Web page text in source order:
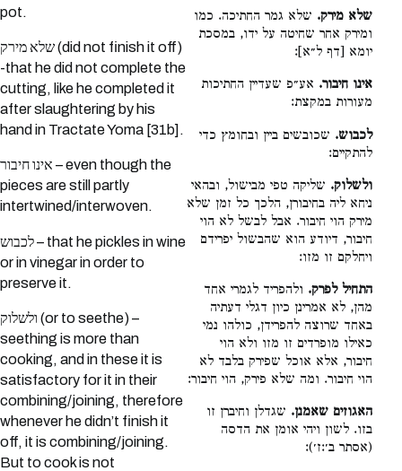
pot.
שלא מירק (did not finish it off)
-that he did not complete the
cutting, like he completed it
after slaughtering by his
hand in Tractate Yoma [31b].
אינו חיבור – even though the
pieces are still partly
intertwined/interwoven.
לכבוש – that he pickles in wine
or in vinegar in order to
preserve it.
ולשלוק (or to seethe) –
seething is more than
cooking, and in these it is
satisfactory for it in their
combining/joining, therefore
whenever he didn’t finish it
off, it is combining/joining.
But to cook is not
שלא מירק. שלא גמר החתיכה. כמו
ומירק אחר שחיטה על ידו, במסכת
יומא [דף ל״א]:
אינו חיבור. אע״פ שעדיין החתיכות
מעורות במקצת:
לכבוש. שכובשים ביין ובחומץ כדי
להתקיים:
ולשלוק. שליקה טפי מבישול, ובהאי
ניחא ליה בחיבורן, הלכך כל זמן שלא
מירק הוי חיבור. אבל לבשל לא הוי
חיבור, דיודע הוא שהבשול יפרידם
ויחלקם זו מזו:
התחיל לפרק. ולהפריד לגמרי אחד
מהן, לא אמרינן כיון דגלי דעתיה
באחד שרוצה להפרידן, כולהו נמי
כאילו מופרדים זו מזו ולא הוי
חיבור, אלא אוכל שפירק בלבד לא
הוי חיבור. ומה שלא פירק, הוי חיבור:
האגוזים שאמנן. שגדלן וחיברן זו
בזו. לשון ויהי אומן את הדסה
(אסתר ב׳:ז׳):